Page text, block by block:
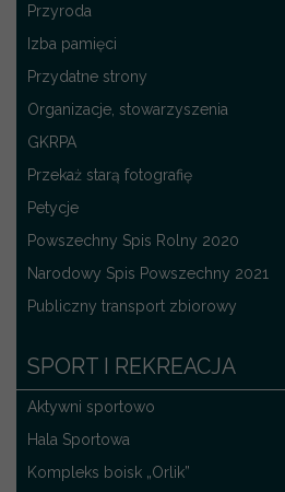
Przyroda
Izba pamięci
Przydatne strony
Organizacje, stowarzyszenia
GKRPA
Przekaż starą fotografię
Petycje
Powszechny Spis Rolny 2020
Narodowy Spis Powszechny 2021
Publiczny transport zbiorowy
SPORT I REKREACJA
Aktywni sportowo
Hala Sportowa
Kompleks boisk „Orlik”